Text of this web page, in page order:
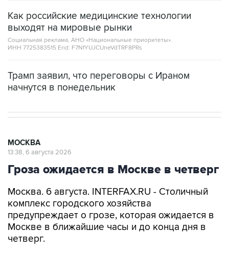
Как российские медицинские технологии
выходят на мировые рынки
Социальная реклама, АНО «Национальные приоритеты».
ИНН 7725383515 Erid: F7NfYUJCUneVdTRF8PRs
Трамп заявил, что переговоры с Ираном
начнутся в понедельник
МОСКВА
13:38, 6 августа 2026
Гроза ожидается в Москве в четверг
Москва. 6 августа. INTERFAX.RU - Столичный
комплекс городского хозяйства
предупреждает о грозе, которая ожидается в
Москве в ближайшие часы и до конца дня в
четверг.